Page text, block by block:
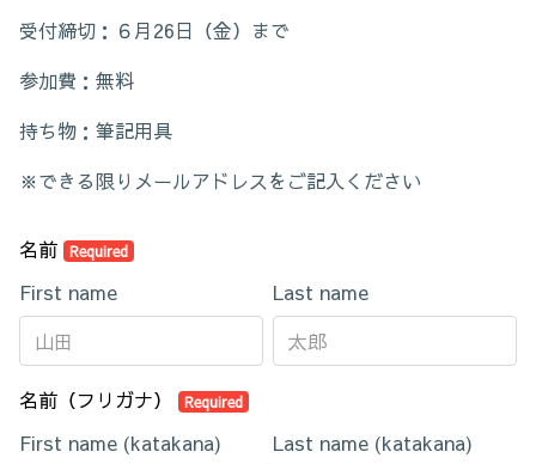
受付締切：６月26日（金）まで
参加費：無料
持ち物：筆記用具
※できる限りメールアドレスをご記入ください
名前 Required
Last name
First name
名前（フリガナ） Required
Last name (katakana)
First name (katakana)